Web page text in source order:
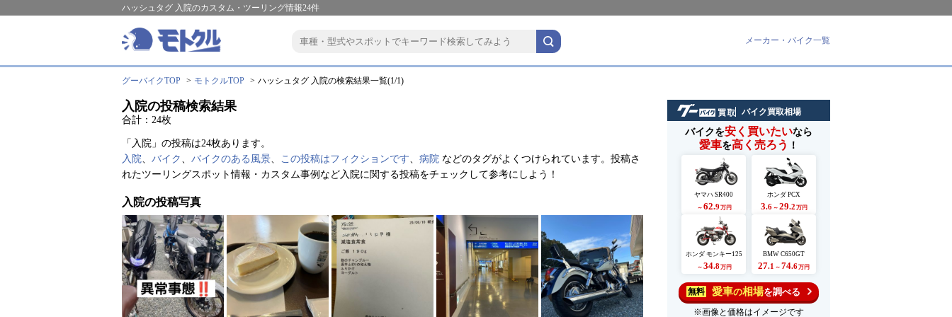
ハッシュタグ 入院のカスタム・ツーリング情報24件
メーカー・バイク一覧
グーバイクTOP モトクルTOP ハッシュタグ 入院の検索結果一覧(1/1)
入院の投稿検索結果
合計：24枚
「入院」の投稿は24枚あります。
入院、 バイク 、 バイクのある風景、 この投稿はフィクションです、 病院 などのタグがよくつけられています。投稿さ
れたツーリングスポット情報・カスタム事例など入院に関する投稿をチェックして参考にしよう！
入院の投稿写真
バイク買取相場
バイクを安く買いたいなら
愛車を高く売ろう ！
ヤマハ SR400
～ 62.9 万円
ホンダ PCX
3.6 ～ 29.2 万円
ホンダ モンキー125
～ 34.8万円
BMW C650GT
27.1 ～ 74.6万円
無料 愛車の相場を調べる
※画像と価格はイメージです